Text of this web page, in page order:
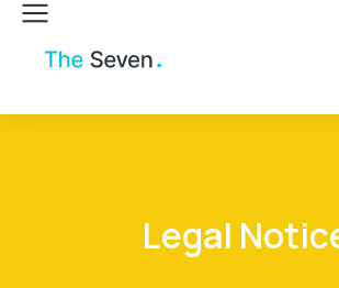
Legal